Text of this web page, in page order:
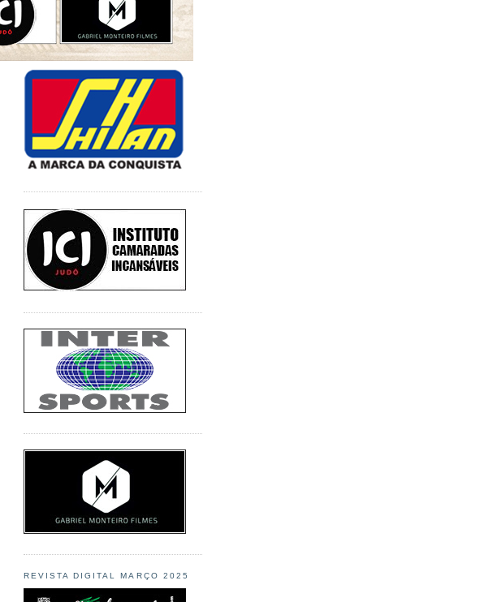
REVISTA DIGITAL MARÇO 2025